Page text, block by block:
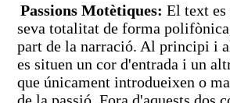
Passions Motètiques: El text es
seva totalitat de forma
part de la narració. Al principi i
es situen un cor d'entrada i un
que únicament introdueixen o